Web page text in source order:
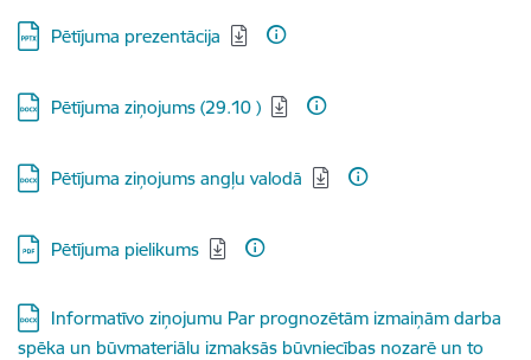
Lejupielādēt:
Pētījuma prezentācija
Lejupielādēt:
Pētījuma ziņojums (29.10 )
Lejupielādēt:
Pētījuma ziņojums angļu valodā
Lejupielādēt:
Pētījuma pielikums
Lejupielādēt:
Informatīvo ziņojumu Par prognozētām izmaiņām darba
spēka un būvmateriālu izmaksās būvniecības nozarē un to